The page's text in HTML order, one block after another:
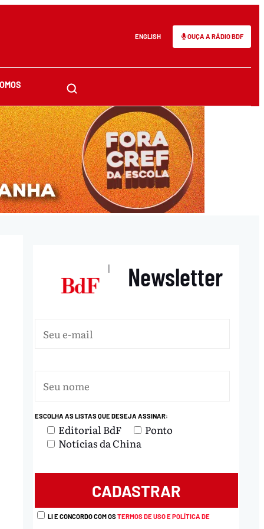
ENGLISH OUÇA A RÁDIO BDF
| Newsletter
ESCOLHA AS LISTAS QUE DESEJA ASSINAR:
Editorial BdF
Ponto
Notícias da China
LI E CONCORDO COM OSTERMOS DE USO E POLÍTICA DE